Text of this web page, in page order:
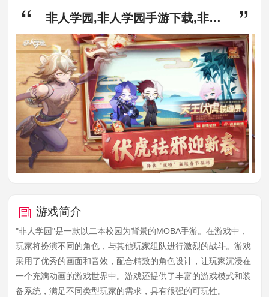
非人学园,非人学园手游下载,非人学园安卓最新版下载v4.3.81
游戏简介
"非人学园"是一款以二本校园为背景的MOBA手游。在游戏中，
玩家将扮演不同的角色，与其他玩家组队进行激烈的战斗。游戏
采用了优秀的画面和音效，配合精致的角色设计，让玩家沉浸在
一个充满动画的游戏世界中。游戏还提供了丰富的游戏模式和装
备系统，满足不同类型玩家的需求，具有很强的可玩性。